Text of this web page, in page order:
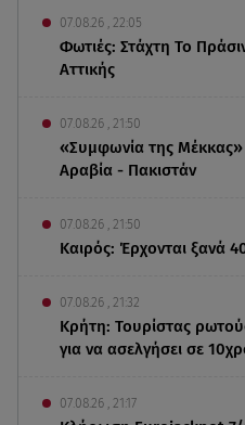
07.08.26 , 22:05
Φωτιές: Στάχτη Το
Αττικής
07.08.26 , 21:50
«Συμφωνία της Μέκκας»
Αραβία - Πακιστάν
07.08.26 , 21:50
Καιρός: Έρχονται ξανά
07.08.26 , 21:32
Κρήτη: Τουρίστας
για να ασελγήσει σε
07.08.26 , 21:17